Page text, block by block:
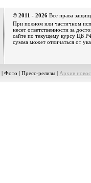
© 2011 - 2026 Все права
При полном или частичном
несет ответственности за
сайте по текущему курсу ЦБ
сумма может отличаться от
| Фото | Пресс-релизы | Архив